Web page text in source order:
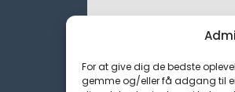
For at give dig de bedste
gemme og/eller få adgang til